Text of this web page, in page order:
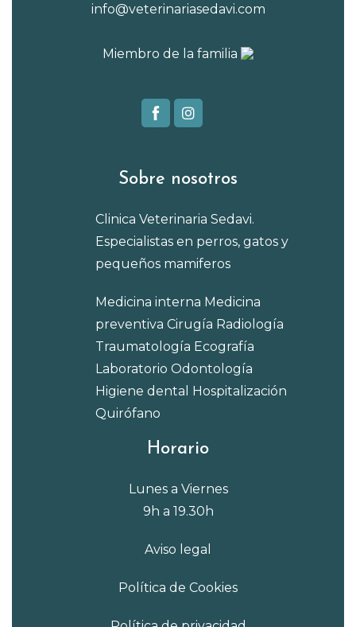
info@veterinariasedavi.com
Miembro de la familia
Sobre nosotros
Clinica Veterinaria Sedavi.
Especialistas en perros, gatos y
pequeños mamiferos
Medicina interna Medicina
preventiva Cirugía Radiología
Traumatología Ecografía
Laboratorio Odontología
Higiene dental Hospitalización
Quirófano
Horario
Lunes a Viernes
9h a 19.30h
Aviso legal
Política de Cookies